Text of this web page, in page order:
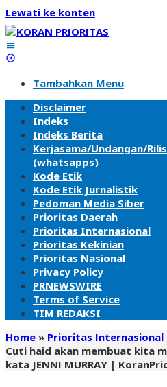
Lewati ke konten
Tambahkan Menu
Disclaimer
Indeks
Indeks Berita
Kerjasama/Undangan/
(whatsapps)
Kode Etik
Kode Etik Jurnalistik
Pedoman Media Siber
Prioritas Daerah
Prioritas Internasional
Prioritas Kekinian
Prioritas Nasional
Privacy Policy
PRNEWSWIRE
Terms of Service
TIM REDAKSI
Home » Prioritas Internasional
Cuti haid akan membuat kita
kata JENNI MURRAY |